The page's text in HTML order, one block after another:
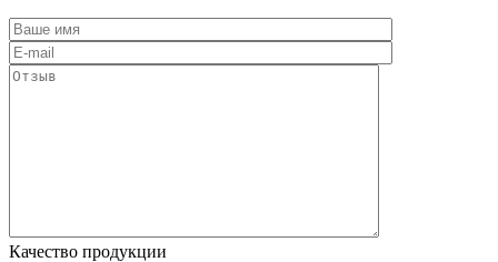
Качество продукции